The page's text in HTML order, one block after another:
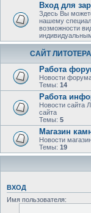
Вход для
Здесь Вы
нашему
возможности
САЙТ
Работа
Новости
Темы: 14
Работа
Новости сайта
сайта
Темы: 5
Магазин
Новости
Темы: 19
ВХОД
Имя пользователя: